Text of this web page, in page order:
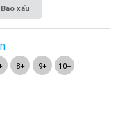
Báo xấu
8+ 9+ 10+